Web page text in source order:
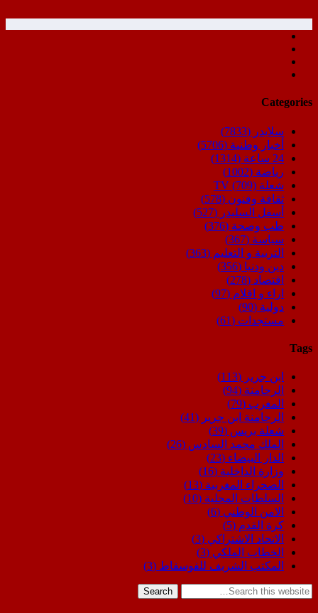
Categories
سلايدر (7833)
أخبار وطنية (5706)
24 ساعة
(1314)
رياضة (1002)
شعلة TV (709)
ثقافة وفنون (578)
أسفل السليدر (527)
طب وصحة (376)
سياسة (367)
التربية و التعليم (363)
دين ودنيا (356)
اقتصاد (278)
اراء و اقلام (97)
دولية (90)
مستجدات (61)
Tags
ابن جرير (113)
الرحامنة (94)
المغرب (79)
الرحامنة ابن جرير (41)
شعلة بريس (39)
الملك محمد السادس (26)
الدار البيضاء (23)
وزارة الداخلية (16)
الصحراء المغربية (13)
السلطات المحلية (10)
الامن الوطني (6)
كرة القدم (5)
الاتحاد الاشتراكي (3)
الخطاب الملكي (3)
المكتب الشريف للفوسفاط (3)
Search